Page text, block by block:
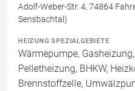
Adolf-Weber-Str. 4, 74864
Sensbachtal)
HEIZUNG SPEZIALGEBIETE
Wärmepumpe,
Pelletheizung, BHKW,
Brennstoffzelle,